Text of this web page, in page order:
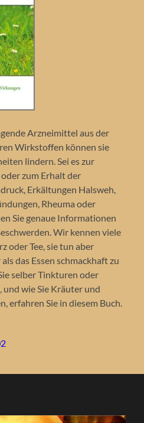
Arzneimittel aus der
Wirkstoffen können sie
lindern. Sei es zur
zum Erhalt der
Erkältungen Halsweh,
Rheuma oder
Sie genaue Informationen
Wir kennen viele
oder Tee, sie tun aber
das Essen schmackhaft zu
selber Tinkturen oder
und wie Sie Kräuter und
erfahren Sie in diesem Buch.